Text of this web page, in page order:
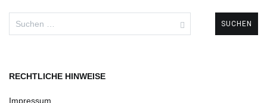
RECHTLICHE HINWEISE
Impressum